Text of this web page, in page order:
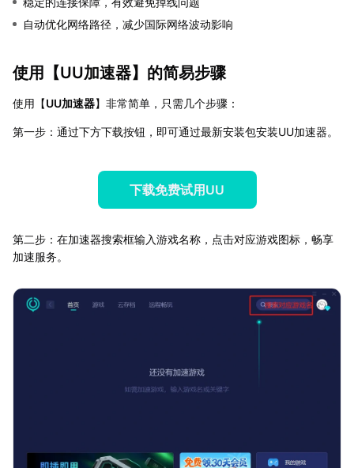
自动优化网络路径，减少国际网络波动影响
使用【UU加速器】的简易步骤
使用【UU加速器】非常简单，只需几个步骤：
第一步：通过下方下载按钮，即可通过最新安装包安装UU加速器。
下载免费试用UU
第二步：在加速器搜索框输入游戏名称，点击对应游戏图标，畅享
加速服务。